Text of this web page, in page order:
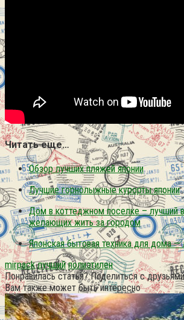
Читать еще…
Обзор лучших пляжей японии
Лучшие горнолыжные курорты японии
Дом в коттеджном поселке – лучший
желающих жить за городом
Японская бытовая техника для дома
mirpack лучший полиэтилен
Понравилась статья? Поделиться с
Вам также может быть интересно